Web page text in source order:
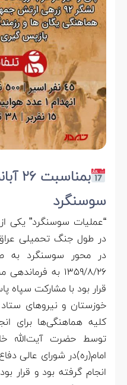
سوسنگرد
“عملیات سوسنگرد” یکی
در طول جنگ تحمیلی
در محور سوسنگرد به
۱۳۵۹/۸/۲۶ به
خوزستان و نیروهای
کلیه هماهنگی‌ها برای
توسط حضرت آیت‌الله
امام(ره)در شورای عالی